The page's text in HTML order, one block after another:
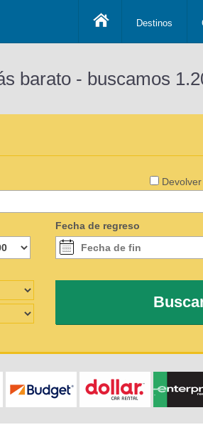
Destinos
barato - buscamos
Fecha de regreso